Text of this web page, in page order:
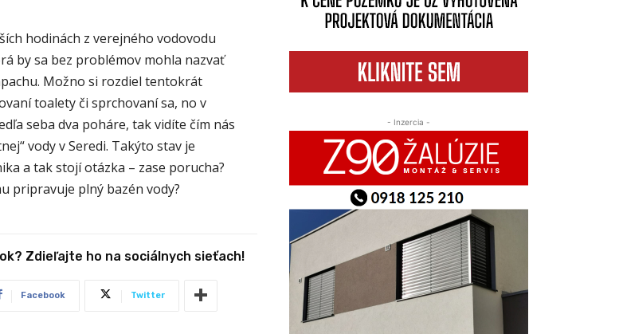
hodinách z verejného vodovodu
by sa bez problémov mohla nazvať
Možno si rozdiel tentokrát
toalety či sprchovaní sa, no v
seba dva poháre, tak vidíte čím nás
vody v Seredi. Takýto stav je
a tak stojí otázka – zase porucha?
pripravuje plný bazén vody?
Zdieľajte ho na sociálnych sieťach!
Facebook Twitter
- Inzercia -